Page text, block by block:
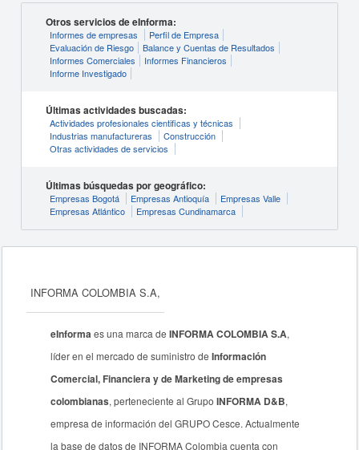
Otros servicios de eInforma:
Informes de empresas
Perfil de Empresa
Evaluación de Riesgo
Balance y Cuentas de Resultados
Informes Comerciales
Informes Financieros
Informe Investigado
Últimas actividades buscadas:
Actividades profesionales cientificas y técnicas
Industrias manufactureras
Construcción
Otras actividades de servicios
Últimas búsquedas por geográfico:
Empresas Bogotá Empresas Antioquía
Empresas Valle
Empresas Atlántico
Empresas Cundinamarca
INFORMA COLOMBIA S.A,
eInformaes una marca deINFORMA COLOMBIA S.A,
líder en el mercado de suministro deInformación
Comercial, Financiera y de Marketing de empresas
colombianas, perteneciente al GrupoINFORMA D&B,
empresa de información del GRUPO Cesce. Actualmente
la base de datos de INFORMA Colombia cuenta con